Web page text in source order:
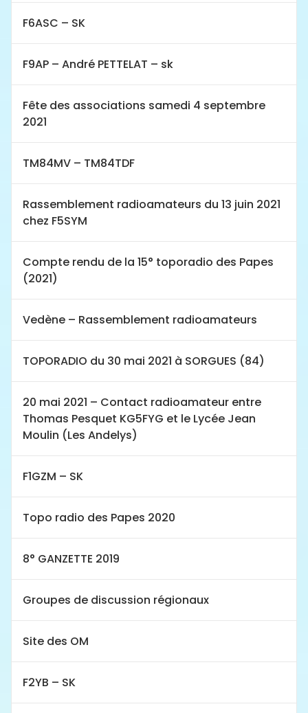
F6ASC – SK
F9AP – André PETTELAT – sk
Fête des associations samedi 4 septembre
2021
TM84MV – TM84TDF
Rassemblement radioamateurs du 13 juin 2021
chez F5SYM
Compte rendu de la 15° toporadio des Papes
(2021)
Vedène – Rassemblement radioamateurs
TOPORADIO du 30 mai 2021 à SORGUES (84)
20 mai 2021 – Contact radioamateur entre
Thomas Pesquet KG5FYG et le Lycée Jean
Moulin (Les Andelys)
F1GZM – SK
Topo radio des Papes 2020
8° GANZETTE 2019
Groupes de discussion régionaux
Site des OM
F2YB – SK